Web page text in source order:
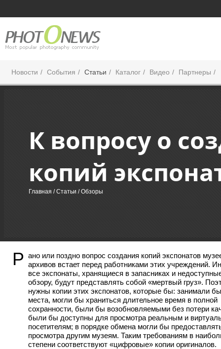
Новости События Статьи Каталог Видео Партнеры
К вопросу о
копий
Главная /Статьи / Обзоры
Р ано или поздно вопрос создания копий экспонатов
архивов встает перед работниками этих учреждений.
все экспонаты, хранящиеся в запасниках и
обзору, будут представлять собой «мертвый груз».
нужны копии этих экспонатов, которые бы: занимали
места, могли бы храниться длительное время в полной
сохранности, были бы возобновляемыми без потери
были бы доступны для просмотра реальным и
посетителям; в порядке обмена могли бы
просмотра другим музеям. Таким требованиям в
степени соответствуют «цифровые» копии оригиналов.